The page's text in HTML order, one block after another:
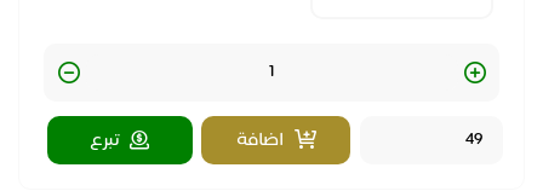
Quantity
اضافة
تبرع